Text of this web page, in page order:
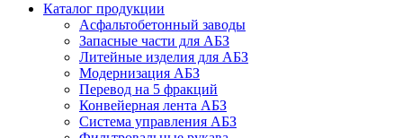
Каталог продукции
Асфальтобетонный заводы
Запасные части для АБЗ
Литейные изделия для АБЗ
Модернизация АБЗ
Перевод на 5 фракций
Конвейерная лента АБЗ
Система управления АБЗ